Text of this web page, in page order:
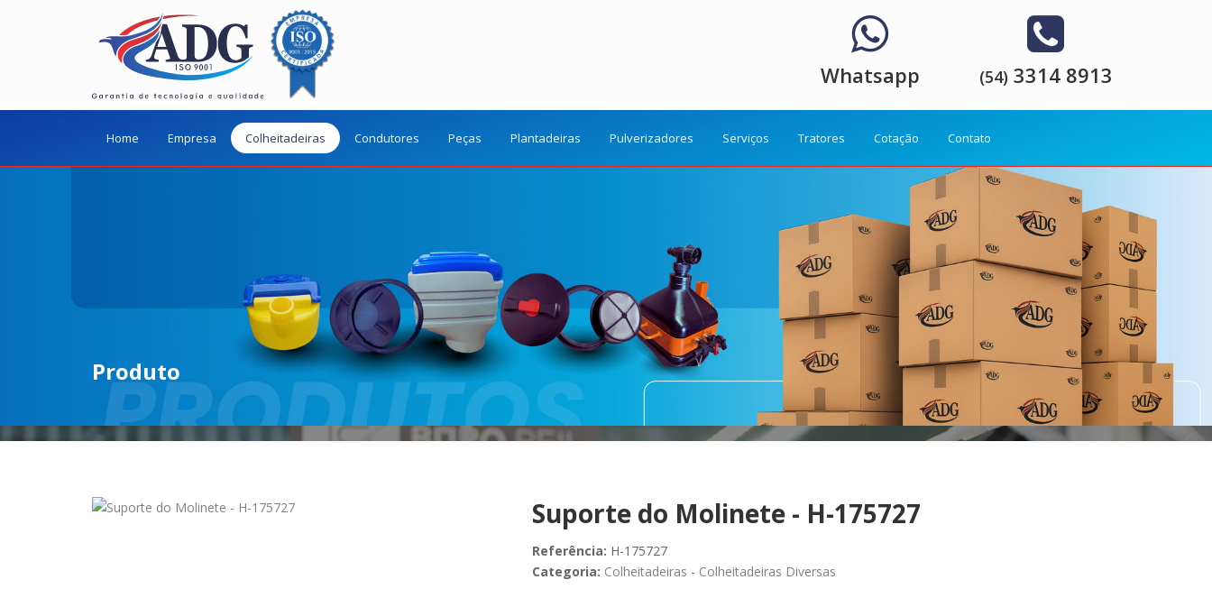
Whatsapp (54) 3314 8913
Home Empresa Colheitadeiras Condutores Peças Plantadeiras Pulverizadores Serviços Tratores Cotação Contato
Produto
Suporte do Molinete - H-175727
Referência: H-175727
Categoria: Colheitadeiras - Colheitadeiras Diversas